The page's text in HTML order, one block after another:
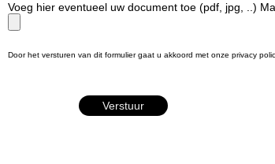
Voeg hier eventueel uw document toe (pdf, jpg, ..)
Door het versturen van dit formulier gaat u akkoord met onze privacy